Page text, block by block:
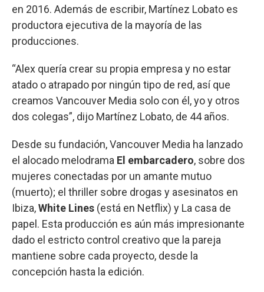
en 2016. Además de escribir, Martínez Lobato es
productora ejecutiva de la mayoría de las
producciones.
“Alex quería crear su propia empresa y no estar
atado o atrapado por ningún tipo de red, así que
creamos Vancouver Media solo con él, yo y otros
dos colegas”, dijo Martínez Lobato, de 44 años.
Desde su fundación, Vancouver Media ha lanzado
el alocado melodrama El embarcadero, sobre dos
mujeres conectadas por un amante mutuo
(muerto); el thriller sobre drogas y asesinatos en
Ibiza,White Lines (está en Netflix) y La casa de
papel. Esta producción es aún más impresionante
dado el estricto control creativo que la pareja
mantiene sobre cada proyecto, desde la
concepción hasta la edición.